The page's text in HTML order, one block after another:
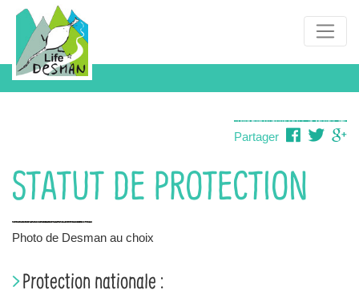
Aller
contenu
principal
principale
Partager
STATUT DE PROTECTION
Photo de Desman au choix
Protection nationale :